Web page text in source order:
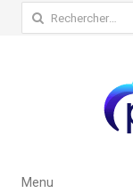
Rechercher :
Menu
Menu